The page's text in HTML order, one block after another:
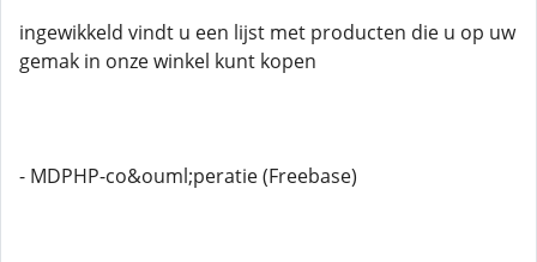
ingewikkeld vindt u een lijst met producten die u op uw
gemak in onze winkel kunt kopen
- MDPHP-co&ouml;peratie (Freebase)